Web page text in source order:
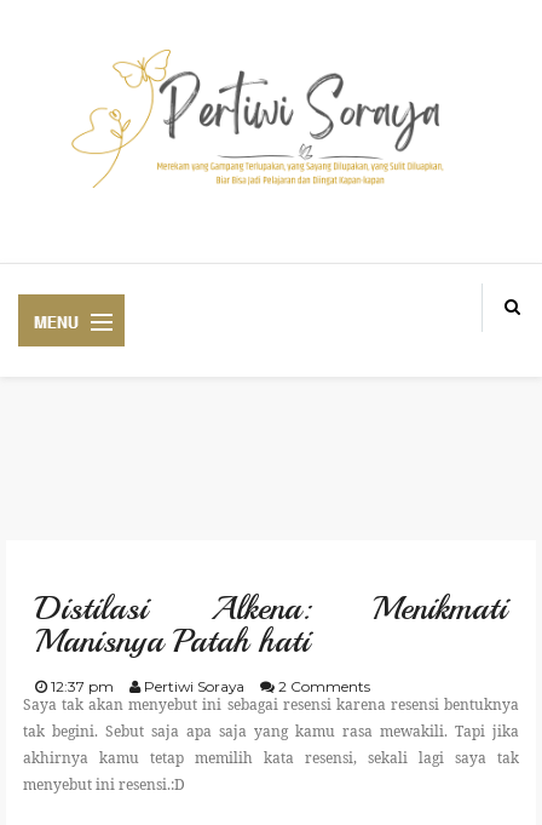
CULINARY
TRAVELING
PARENTING
Distilasi Alkena: Menikmati
Manisnya Patah hati
12:37 pm Pertiwi Soraya 2 Comments
Saya tak akan menyebut ini sebagai resensi karena resensi bentuknya
tak begini. Sebut saja apa saja yang kamu rasa mewakili. Tapi jika
akhirnya kamu tetap memilih kata resensi, sekali lagi saya tak
menyebut ini resensi.:D